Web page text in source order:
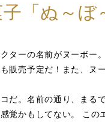
「ぬ～ぼ
ターの名前がヌーボー。
販売予定だ！また、ヌ
だ。名前の通り、まる
覚かもしてない。 こ